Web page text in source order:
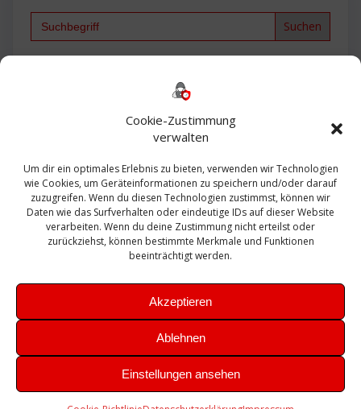
Cookie-Zustimmung
verwalten
Um dir ein optimales Erlebnis zu bieten, verwenden wir Technologien
wie Cookies, um Geräteinformationen zu speichern und/oder darauf
zuzugreifen. Wenn du diesen Technologien zustimmst, können wir
Daten wie das Surfverhalten oder eindeutige IDs auf dieser Website
verarbeiten. Wenn du deine Zustimmung nicht erteilst oder
zurückziehst, können bestimmte Merkmale und Funktionen
beeinträchtigt werden.
Akzeptieren
Ablehnen
Einstellungen ansehen
Search
Bautagebuch
Exchange firewall Fritzbox
Microsoft
Sanierung SBS Security Server Sicherheit
Sicherung SIEM Sophos SSL Ubuntu
Update Upgrade UTM VCenter VCSA Veeam
VMWare VPN WAZUH Windows
Zertifikat
Theme